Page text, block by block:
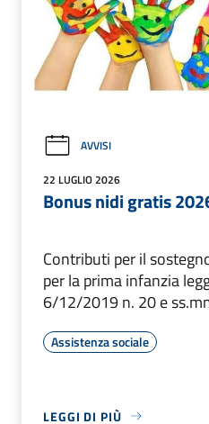
AVVISI
22 LUGLIO 2026
Bonus nidi gratis
Contributi per il
per la prima infanzia
6/12/2019 n. 20 e
Assistenza sociale
LEGGI DI PIÙ